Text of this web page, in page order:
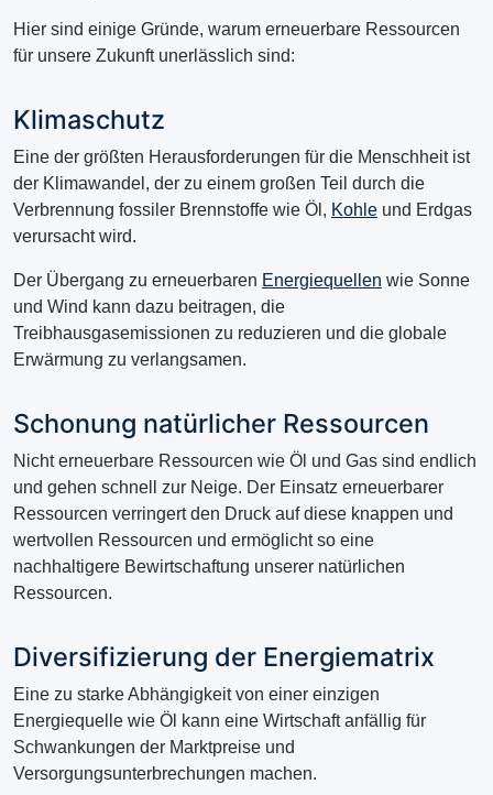
Hier sind einige Gründe, warum erneuerbare Ressourcen
für unsere Zukunft unerlässlich sind:
Klimaschutz
Eine der größten Herausforderungen für die Menschheit ist
der Klimawandel, der zu einem großen Teil durch die
Verbrennung fossiler Brennstoffe wie Öl, Kohle und Erdgas
verursacht wird.
Der Übergang zu erneuerbaren Energiequellen wie Sonne
und Wind kann dazu beitragen, die
Treibhausgasemissionen zu reduzieren und die globale
Erwärmung zu verlangsamen.
Schonung natürlicher Ressourcen
Nicht erneuerbare Ressourcen wie Öl und Gas sind endlich
und gehen schnell zur Neige. Der Einsatz erneuerbarer
Ressourcen verringert den Druck auf diese knappen und
wertvollen Ressourcen und ermöglicht so eine
nachhaltigere Bewirtschaftung unserer natürlichen
Ressourcen.
Diversifizierung der Energiematrix
Eine zu starke Abhängigkeit von einer einzigen
Energiequelle wie Öl kann eine Wirtschaft anfällig für
Schwankungen der Marktpreise und
Versorgungsunterbrechungen machen.